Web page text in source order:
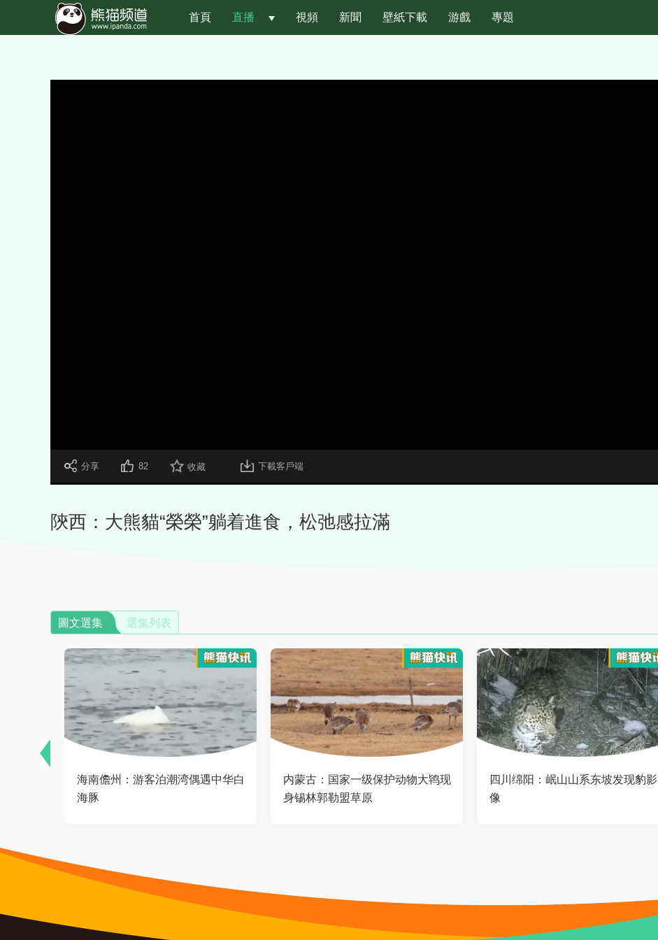
首頁 直播 視頻 新聞 壁紙下載 游戲 專題
分享 82 收藏 下載客戶端
陝西：大熊貓“榮榮”躺着進食，松弛感拉滿
圖文選集 選集列表
海南儋州：游客泊潮湾偶遇中华白
海豚
内蒙古：国家一级保护动物大鸨现
身锡林郭勒盟草原
四川绵阳：岷山山系东坡发现豹影
像